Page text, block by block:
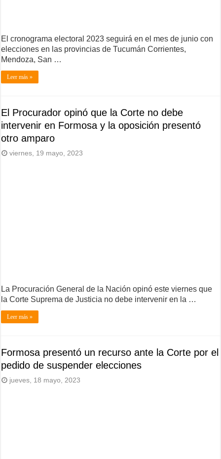
El cronograma electoral 2023 seguirá en el mes de junio con
elecciones en las provincias de Tucumán Corrientes,
Mendoza, San …
Leer más »
El Procurador opinó que la Corte no debe
intervenir en Formosa y la oposición presentó
otro amparo
viernes, 19 mayo, 2023
La Procuración General de la Nación opinó este viernes que
la Corte Suprema de Justicia no debe intervenir en la …
Leer más »
Formosa presentó un recurso ante la Corte por el
pedido de suspender elecciones
jueves, 18 mayo, 2023